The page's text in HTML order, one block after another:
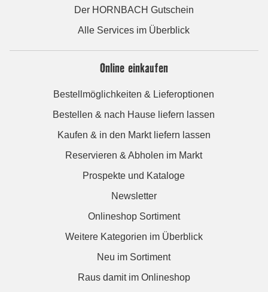
Der HORNBACH Gutschein
Alle Services im Überblick
Online einkaufen
Bestellmöglichkeiten & Lieferoptionen
Bestellen & nach Hause liefern lassen
Kaufen & in den Markt liefern lassen
Reservieren & Abholen im Markt
Prospekte und Kataloge
Newsletter
Onlineshop Sortiment
Weitere Kategorien im Überblick
Neu im Sortiment
Raus damit im Onlineshop